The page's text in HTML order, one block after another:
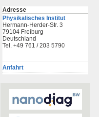
Adresse
Physikalisches Institut
Hermann-Herder-Str. 3
79104 Freiburg
Deutschland
Tel. +49 761 / 203 5790
Anfahrt